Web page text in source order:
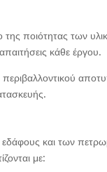
ποιότητας των
κάθε έργου.
περιβαλλοντικού
και των
με: